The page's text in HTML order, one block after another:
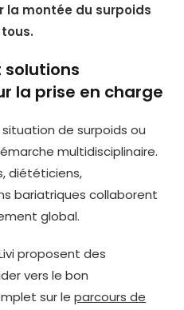
la montée du surpoids
solutions
la prise en charge
situation de surpoids ou
multidisciplinaire.
diététiciens,
bariatriques collaborent
global.
proposent des
vers le bon
sur leparcours de